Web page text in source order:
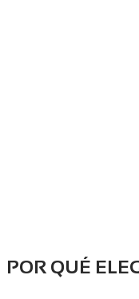
POR QUÉ